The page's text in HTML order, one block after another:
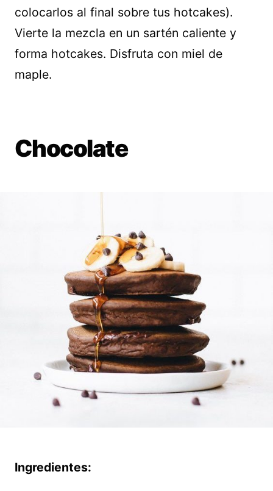
colocarlos al final sobre tus hotcakes).
Vierte la mezcla en un sartén caliente y
forma hotcakes. Disfruta con miel de
maple.
Chocolate
Ingredientes: